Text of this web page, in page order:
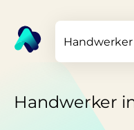
Handwerker